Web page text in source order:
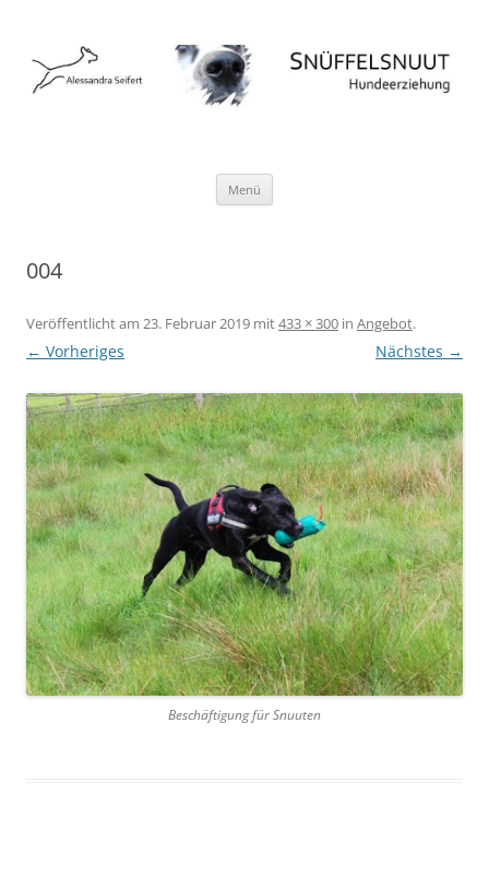
Menü
004
Veröffentlicht am 23. Februar 2019 mit433 × 300 in Angebot.
← Vorheriges Nächstes →
Beschäftigung für Snuuten